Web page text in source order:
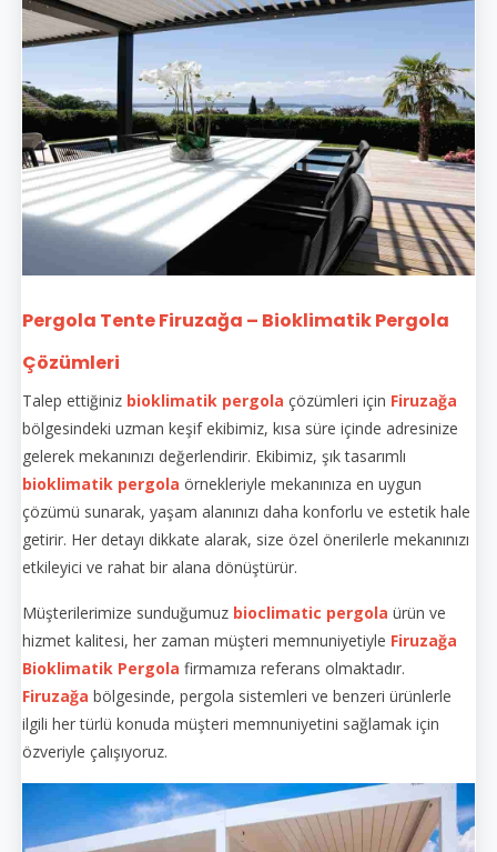
Pergola Tente Firuzağa – Bioklimatik Pergola
Çözümleri
Talep ettiğiniz bioklimatik pergola çözümleri için Firuzağa
bölgesindeki uzman keşif ekibimiz, kısa süre içinde adresinize
gelerek mekanınızı değerlendirir. Ekibimiz, şık tasarımlı
bioklimatik pergola örnekleriyle mekanınıza en uygun
çözümü sunarak, yaşam alanınızı daha konforlu ve estetik hale
getirir. Her detayı dikkate alarak, size özel önerilerle mekanınızı
etkileyici ve rahat bir alana dönüştürür.
Müşterilerimize sunduğumuz bioclimatic pergola ürün ve
hizmet kalitesi, her zaman müşteri memnuniyetiyle Firuzağa
Bioklimatik Pergola firmamıza referans olmaktadır.
Firuzağa bölgesinde, pergola sistemleri ve benzeri ürünlerle
ilgili her türlü konuda müşteri memnuniyetini sağlamak için
özveriyle çalışıyoruz.